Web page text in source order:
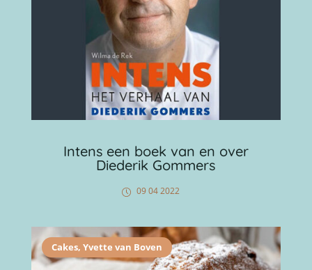
Intens een boek van en over
Diederik Gommers
09 04 2022
Cakes, Yvette van Boven